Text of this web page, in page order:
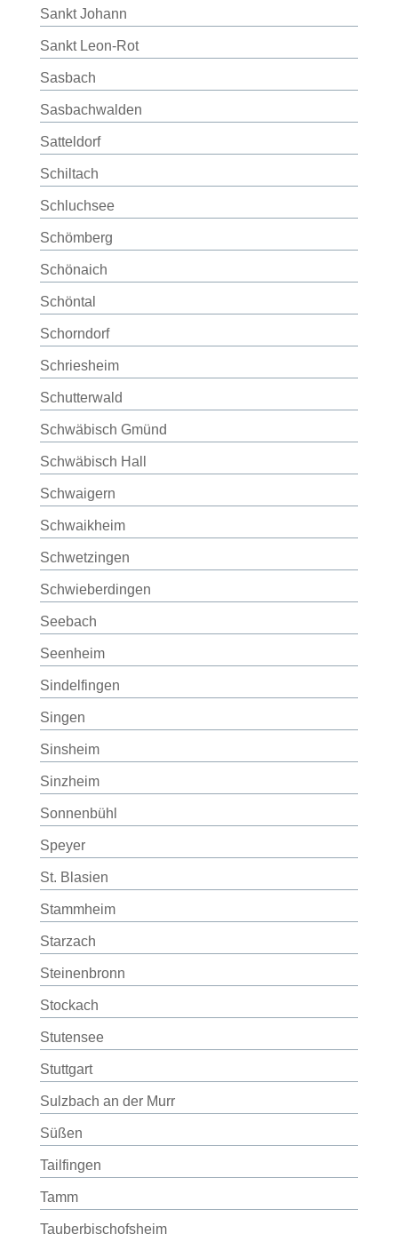
Sankt Johann
Sankt Leon-Rot
Sasbach
Sasbachwalden
Satteldorf
Schiltach
Schluchsee
Schömberg
Schönaich
Schöntal
Schorndorf
Schriesheim
Schutterwald
Schwäbisch Gmünd
Schwäbisch Hall
Schwaigern
Schwaikheim
Schwetzingen
Schwieberdingen
Seebach
Seenheim
Sindelfingen
Singen
Sinsheim
Sinzheim
Sonnenbühl
Speyer
St. Blasien
Stammheim
Starzach
Steinenbronn
Stockach
Stutensee
Stuttgart
Sulzbach an der Murr
Süßen
Tailfingen
Tamm
Tauberbischofsheim